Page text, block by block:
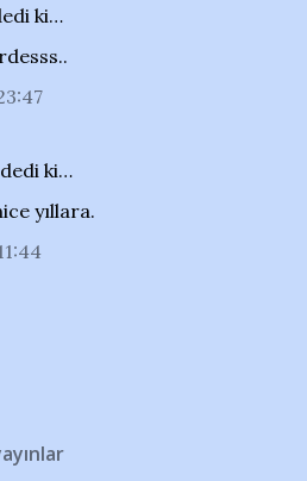
ki…
dedi ki…
yıllara.